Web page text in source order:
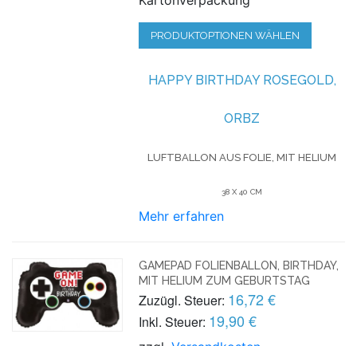
PRODUKTOPTIONEN WÄHLEN
HAPPY BIRTHDAY ROSEGOLD,
ORBZ
LUFTBALLON AUS FOLIE, MIT HELIUM
38 X 40 CM
Mehr erfahren
GAMEPAD FOLIENBALLON, BIRTHDAY,
MIT HELIUM ZUM GEBURTSTAG
Zuzügl. Steuer: 16,72 €
Inkl. Steuer: 19,90 €